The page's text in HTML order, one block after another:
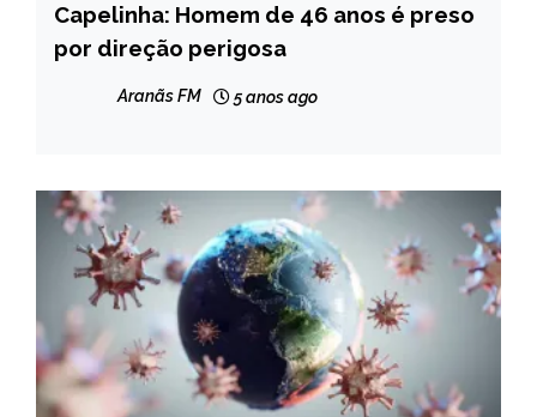
CAPELINHA
NOTÍCIAS
Capelinha: Homem de 46 anos é preso
por direção perigosa
Aranãs FM 5 anos ago